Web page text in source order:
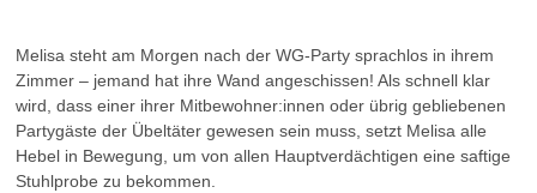
Melisa steht am Morgen nach der WG-Party sprachlos in ihrem
Zimmer – jemand hat ihre Wand angeschissen! Als schnell klar
wird, dass einer ihrer Mitbewohner:innen oder übrig gebliebenen
Partygäste der Übeltäter gewesen sein muss, setzt Melisa alle
Hebel in Bewegung, um von allen Hauptverdächtigen eine saftige
Stuhlprobe zu bekommen.